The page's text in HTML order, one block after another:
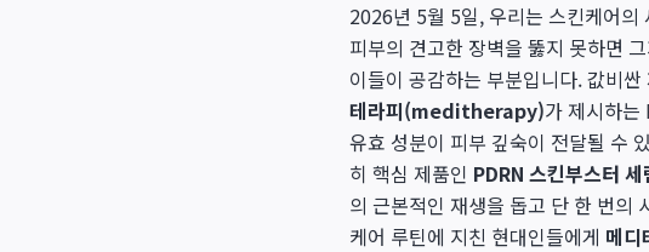
2026년 5월 5일, 우리는 스킨케어의
피부의 견고한 장벽을 뚫지 못하면
이들이 공감하는 부분입니다. 값비
테라피(meditherapy)가 제시하는
유효 성분이 피부 깊숙이 전달될 수
히 핵심 제품인 PDRN 스킨부스터 세
의 근본적인 재생을 돕고 단 한 번의
케어 루틴에 지친 현대인들에게 메디